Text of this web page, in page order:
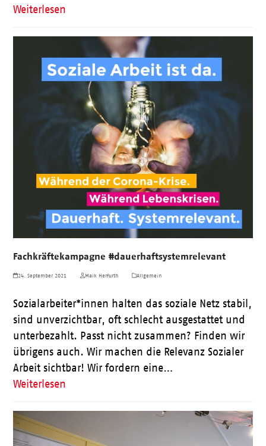
Weiterlesen
Fachkräftekampagne #dauerhaftsystemrelevant
24. September 2021 Maik Herfurth Allgemein
Sozialarbeiter*innen halten das soziale Netz stabil,
sind unverzichtbar, oft schlecht ausgestattet und
unterbezahlt. Passt nicht zusammen? Finden wir
übrigens auch. Wir machen die Relevanz Sozialer
Arbeit sichtbar! Wir fordern eine…
Weiterlesen